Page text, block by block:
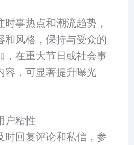
事热点和潮流趋势，
和风格，保持与受众的
，在重大节日或社会事
容，可显著提升曝光
户粘性
时回复评论和私信，参